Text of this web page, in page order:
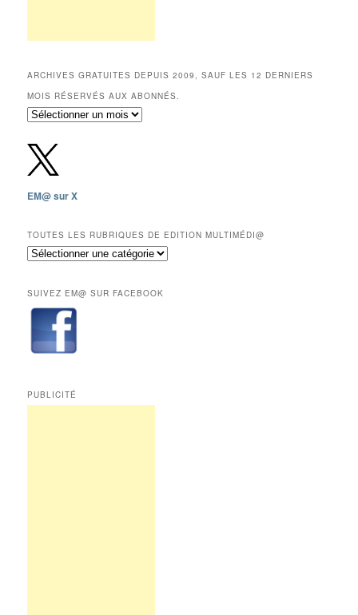
ARCHIVES GRATUITES DEPUIS 2009, SAUF LES 12 DERNIERS
MOIS RÉSERVÉS AUX ABONNÉS.
Archives
depuis
2009,
sauf
12
mois
réservés
aux
EM@ sur X
TOUTES LES RUBRIQUES DE EDITION MULTIMÉDI@
Toutes
de
Edition
Multimédi@
SUIVEZ EM@ SUR FACEBOOK
PUBLICITÉ